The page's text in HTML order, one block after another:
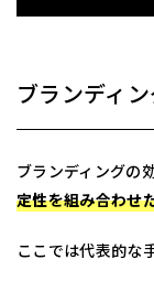
ブランディ
ブランディングの
定性を組み合わせ
ここでは代表的な